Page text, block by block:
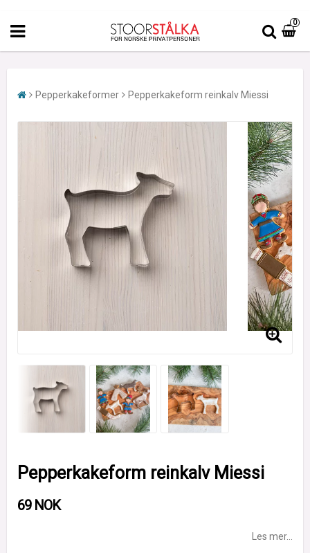
0
Pepperkakeformer Pepperkakeform reinkalv Miessi
Pepperkakeform reinkalv Miessi
69 NOK
Les mer...